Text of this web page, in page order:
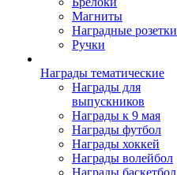
Магниты
Наградные розетки
Ручки
Награды тематические
Награды для
выпускников
Награды к 9 мая
Награды футбол
Награды хоккей
Награды волейбол
Награды баскетбол